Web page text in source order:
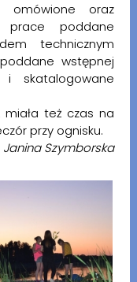
omówione oraz
prace poddane
technicznym
wstępnej
i skatalogowane
miała też czas na
przy ognisku.
Janina Szymborska